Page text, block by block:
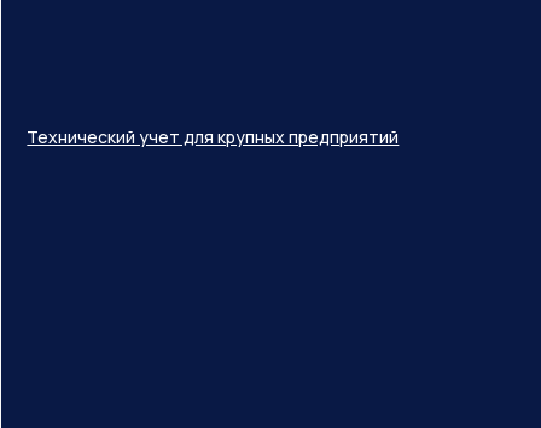
Технический учет для крупных предприятий